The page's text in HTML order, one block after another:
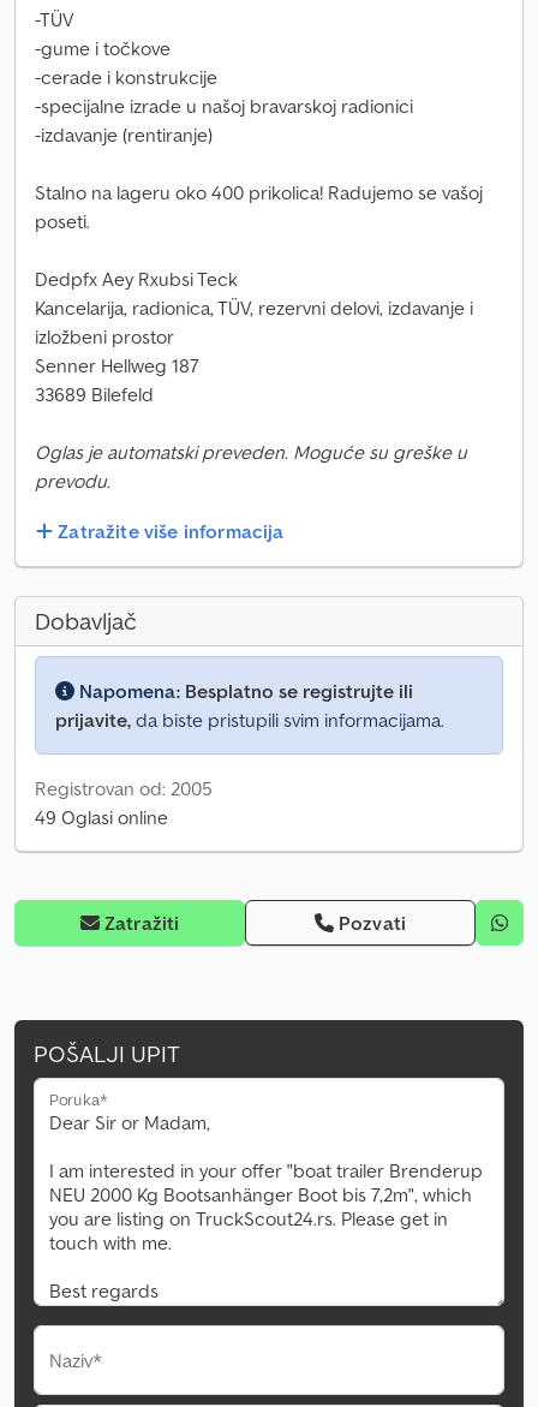
-TÜV
-gume i točkove
-cerade i konstrukcije
-specijalne izrade u našoj bravarskoj radionici
-izdavanje (rentiranje)
Stalno na lageru oko 400 prikolica! Radujemo se vašoj
poseti.
Dedpfx Aey Rxubsi Teck
Kancelarija, radionica, TÜV, rezervni delovi, izdavanje i
izložbeni prostor
Senner Hellweg 187
33689 Bilefeld
Oglas je automatski preveden. Moguće su greške u
prevodu.
Zatražite više informacija
Dobavljač
Napomena: Besplatno se registrujte ili
prijavite, da biste pristupili svim informacijama.
Registrovan od: 2005
49 Oglasi online
Zatražiti Pozvati
POŠALJI UPIT
Poruka*
Naziv*